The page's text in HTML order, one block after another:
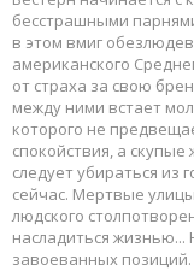
бесстрашными
в этом вмиг
американского
от страха за свою
между ними встает
которого не
спокойствия, а
следует убираться из
сейчас. Мертвые
людского
насладиться жизнью...
завоеванных